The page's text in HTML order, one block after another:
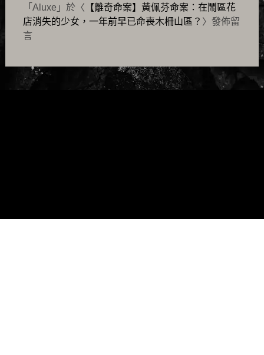
「 Aluxe 」於〈 【離奇命案】黃佩芬命案：在鬧區花
店消失的少女，一年前早已命喪木柵山區？ 〉發佈留
言